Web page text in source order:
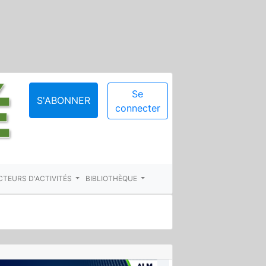
S'ABONNER
Se
connecter
D'ACTIVITÉS BIBLIOTHÈQUE